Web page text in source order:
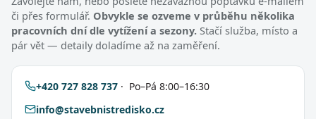
či přes formulář. Obvykle se ozveme v průběhu několika
pracovních dní dle vytížení a sezony. Stačí služba, místo a
pár vět — detaily doladíme až na zaměření.
+420 727 828 737 · Po–Pá 8:00–16:30
info@stavebnistredisko.cz